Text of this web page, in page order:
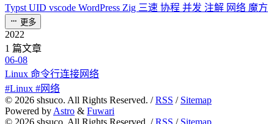
Typst UID vscode WordPress Zig 三速 协程 并发 注解 网络 魔方
更多
2022
1 篇文章
06-08
Linux 命令行连接网络
#Linux #网络
© 2026 shsuco. All Rights Reserved. /RSS / Sitemap
Powered by Astro & Fuwari